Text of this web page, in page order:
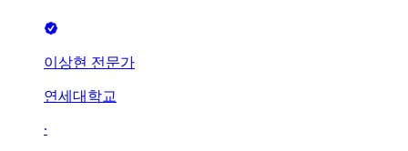
이상현 전문가
연세대학교
∙